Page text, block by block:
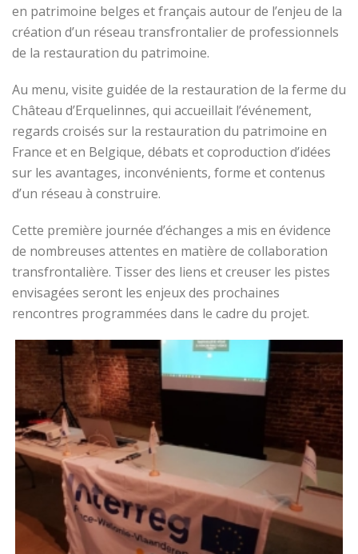
en patrimoine belges et français autour de l’enjeu de la
création d’un réseau transfrontalier de professionnels
de la restauration du patrimoine.
Au menu, visite guidée de la restauration de la ferme du
Château d’Erquelinnes, qui accueillait l’événement,
regards croisés sur la restauration du patrimoine en
France et en Belgique, débats et coproduction d’idées
sur les avantages, inconvénients, forme et contenus
d’un réseau à construire.
Cette première journée d’échanges a mis en évidence
de nombreuses attentes en matière de collaboration
transfrontalière. Tisser des liens et creuser les pistes
envisagées seront les enjeux des prochaines
rencontres programmées dans le cadre du projet.